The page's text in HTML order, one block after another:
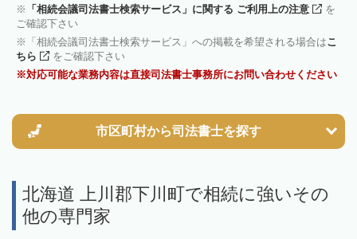
「相続会議司法書士検索サービス」に関する ご利用上の注意
を
ご確認下さい
「相続会議司法書士検索サービス」への掲載を希望される場合はこ
ちら
をご確認下さい
対応可能な業務内容は直接司法書士事務所にお問い合わせください
市区町村から司法書士を探す
北海道 上川郡下川町で相続に強いその
他の専門家